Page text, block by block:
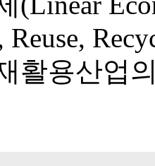
Reuse,
활용산업